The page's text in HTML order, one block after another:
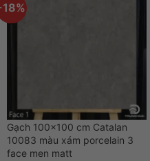
Gạch 100×100 cm Catalan
10083 màu xám porcelain 3
face men matt